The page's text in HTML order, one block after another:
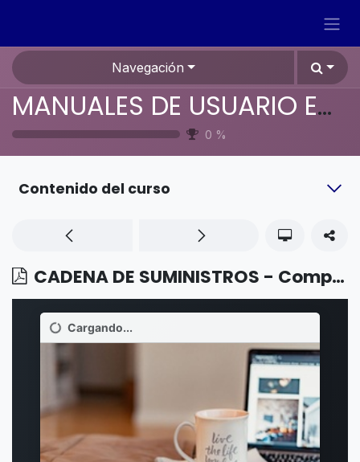
Navegación
MANUALES DE USUARIO EN ESPAÑOL ODOO 19
0 %
Contenido del curso
CADENA DE SUMINISTROS - Compras - Licitaciones